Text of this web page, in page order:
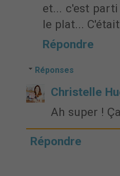
et... c'est
le plat...
Répondre
Réponses
Christelle
Ah super !
Répondre